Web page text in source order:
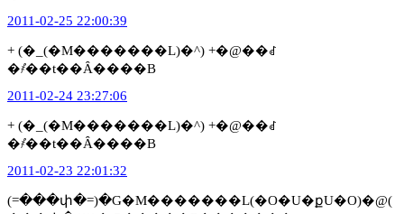
2011-02-25 22:00:39
+ (�_(�M�������L)�^) +�@��ꂽ
�҂̓��t��Ȃ����B
2011-02-24 23:27:06
+ (�_(�M�������L)�^) +�@��ꂽ
�҂̓��t��Ȃ����B
2011-02-23 22:01:32
(=���փ�=)�G�M�������L(�O�U�քU�O)�@(